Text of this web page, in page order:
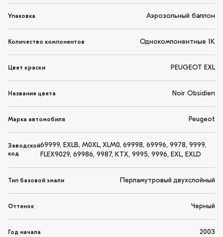
Упаковка Аэрозольный баллон
Количество компонентов Однокомпонентные 1K
Цвет краски PEUGEOT EXL
Название цвета Noir Obsidien
Марка автомобиля Peugeot
Заводской
код
69999, EXLB, M0XL, XLM0, 69998, 69996, 9978, 9999,
FLEX9029, 69986, 9987, KTX, 9995, 9996, EXL, EXLD
Тип базовой эмали Перламутровый двухслойный
Оттенок Черный
Год начала 2003